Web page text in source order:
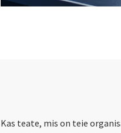
Kas teate, mis on teie